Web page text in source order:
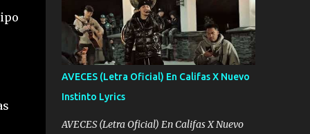
AVECES (Letra Oficial) En Califas X Nuevo
Instinto Lyrics
AVECES (Letra Oficial) En Califas X Nuevo